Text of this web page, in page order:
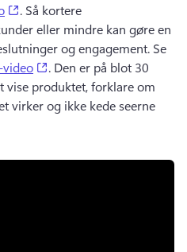
(opens in a new tab)
. Så kortere
eller mindre kan gøre en
og engagement. Se
video (opens in a new tab)
. Den er på blot 30
vise produktet, forklare om
virker og ikke kede seerne